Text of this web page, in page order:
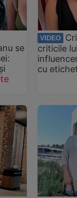
se
VIDEO
criticile
cu